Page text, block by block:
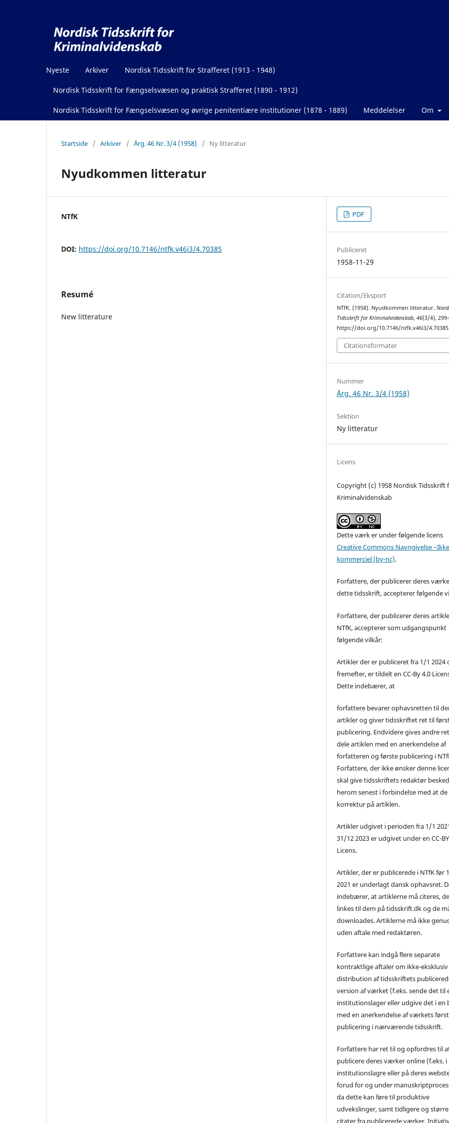
Nyeste Arkiver Nordisk Tidsskrift for Strafferet (1913 - 1948)
Nordisk Tidsskrift for Fængselsvæsen og praktisk Strafferet (1890 - 1912)
Nordisk Tidsskrift for Fængselsvæsen og øvrige penitentiære institutioner (1878 - 1889) Meddelelser Om
Startside / Arkiver / Årg. 46 Nr. 3/4 (1958) / Ny litteratur
Nyudkommen litteratur
NTfK
DOI: https://doi.org/10.7146/ntfk.v46i3/4.70385
Resumé
New litterature
PDF
Publiceret
1958-11-29
Citation/Eksport
NTfK. (1958). Nyudkommen litteratur.
Tidsskrift for Kriminalvidenskab,46(3/4),
https://doi.org/10.7146/ntfk.v46i3/4.70385
Citationsformater
Nummer
Årg. 46 Nr. 3/4 (1958)
Sektion
Ny litteratur
Licens
Copyright (c) 1958 Nordisk Tidsskrift
Kriminalvidenskab
Dette værk er under følgende licens
Creative Commons Navngivelse
kommerciel (by-nc).
Forfattere, der publicerer deres
dette tidsskrift, accepterer følgende
Forfattere, der publicerer deres
NTfK, accepterer som udgangspunkt
følgende vilkår:
Artikler der er publiceret fra 1/1 2024
fremefter, er tildelt en CC-By 4.0
Dette indebærer, at
forfattere bevarer ophavsretten til
artikler og giver tidsskriftet ret til
publicering. Endvidere gives andre
dele artiklen med en anerkendelse af
forfatteren og første publicering i
Forfattere, der ikke ønsker denne
skal give tidsskriftets redaktør besked
herom senest i forbindelse med at
korrektur på artiklen.
Artikler udgivet i perioden fra 1/1
31/12 2023 er udgivet under en CC-
Licens.
Artikler, der er publicerede i NTfK før
2021 er underlagt dansk ophavsret.
indebærer, at artiklerne må citeres,
linkes til dem på tidsskrift.dk og de
downloades. Artiklerne må ikke
uden aftale med redaktøren.
Forfattere kan indgå flere separate
kontraktlige aftaler om ikke-eksklusiv
distribution af tidsskriftets
version af værket (f.eks. sende det til
institutionslager eller udgive det i en
med en anerkendelse af værkets
publicering i nærværende tidsskrift.
Forfattere har ret til og opfordres til
publicere deres værker online (f.eks. i
institutionslagre eller på deres
forud for og under
da dette kan føre til produktive
udvekslinger, samt tidligere og større
citater fra publicerede værker.